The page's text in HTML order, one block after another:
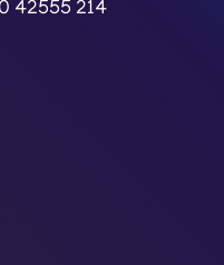
214